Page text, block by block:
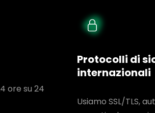
ore su 24
Protocolli di
internazionali
Usiamo SSL/TLS,